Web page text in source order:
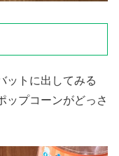
ットに出してみる
ップコーンがどっさ